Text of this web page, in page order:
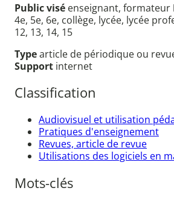
Public visé enseignant, formateur
4e, 5e, 6e, collège, lycée, lycée
12, 13, 14, 15
Typearticle de périodique ou
Support internet
Classification
Audiovisuel et utilisation
Pratiques d'enseignement
Revues, article de revue
Utilisations des logiciels en
Mots-clés